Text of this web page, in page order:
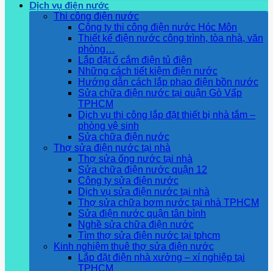
Dịch vụ điện nước
Thi công điện nước
Công ty thi công điện nước Hóc Môn
Thiết kế điện nước công trình, tòa nhà, văn
phòng…
Lắp đặt ổ cắm điện tủ điện
Những cách tiết kiệm điện nước
Hướng dẫn cách lắp phao điện bồn nước
Sửa chữa điện nước tại quận Gò Vấp
TPHCM
Dịch vụ thi công lắp đặt thiết bị nhà tắm –
phòng vệ sinh
Sửa chữa điện nước
Thợ sửa điện nước tại nhà
Thợ sửa ống nước tại nhà
Sửa chữa điện nước quận 12
Công ty sửa điện nước
Dịch vụ sửa điện nước tại nhà
Thợ sửa chữa bơm nước tại nhà TPHCM
Sửa điện nước quận tân bình
Nghề sửa chữa điện nước
Tìm thợ sửa điện nước tại tphcm
Kinh nghiệm thuê thợ sửa điện nước
Lắp đặt điện nhà xưởng – xí nghiệp tại
TPHCM